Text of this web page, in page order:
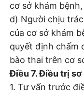
cơ sở khám
d) Người chịu
của cơ sở khám
quyết định chấm
bào thai trên cơ
Điều 7. Điều trị sơ
1. Tư vấn trước